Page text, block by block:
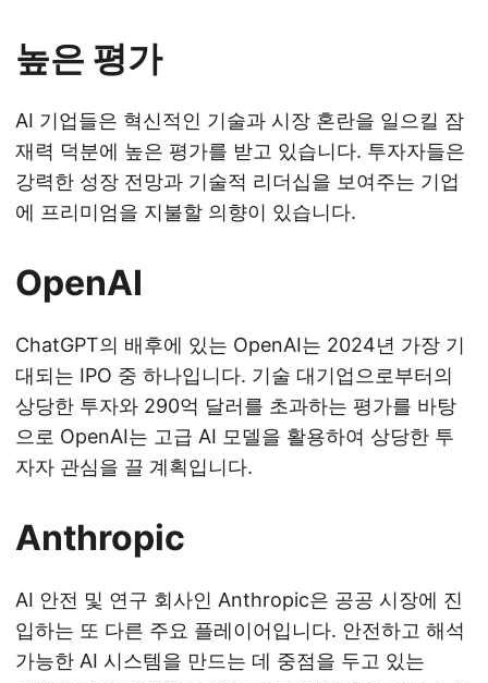
높은 평가
AI 기업들은 혁신적인 기술과 시장 혼란을 일으킬 잠
재력 덕분에 높은 평가를 받고 있습니다. 투자자들은
강력한 성장 전망과 기술적 리더십을 보여주는 기업
에 프리미엄을 지불할 의향이 있습니다.
OpenAI
ChatGPT의 배후에 있는 OpenAI는 2024년 가장 기
대되는 IPO 중 하나입니다. 기술 대기업으로부터의
상당한 투자와 290억 달러를 초과하는 평가를 바탕
으로 OpenAI는 고급 AI 모델을 활용하여 상당한 투
자자 관심을 끌 계획입니다.
Anthropic
AI 안전 및 연구 회사인 Anthropic은 공공 시장에 진
입하는 또 다른 주요 플레이어입니다. 안전하고 해석
가능한 AI 시스템을 만드는 데 중점을 두고 있는